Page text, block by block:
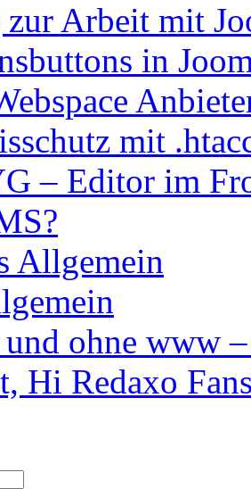
Arbeit mit
in
mit
– Editor im
Allgemein
ohne www
Hi Redaxo